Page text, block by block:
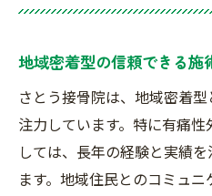
地域密着型の信頼できる施
さとう接骨院は、地域密着
注力しています。特に有痛
しては、長年の経験と実績
ます。地域住民とのコミュ